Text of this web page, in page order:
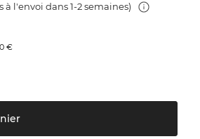
à l'envoi dans 1-2 semaines)
€